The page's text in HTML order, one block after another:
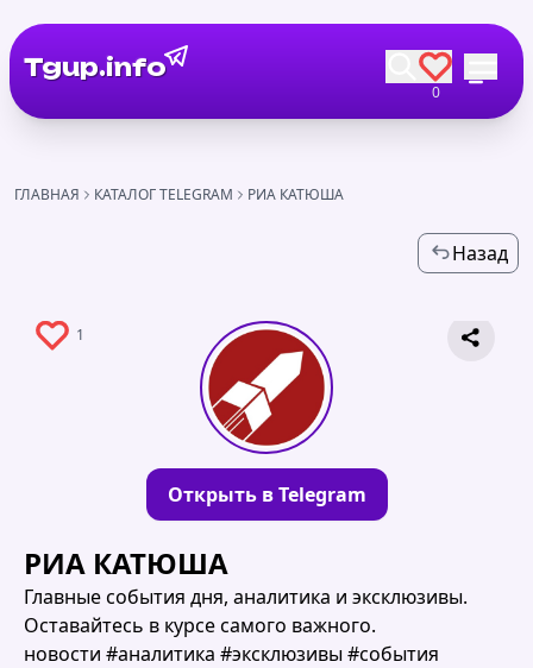
Tgup.info
0
ГЛАВНАЯ КАТАЛОГ TELEGRAM РИА КАТЮША
Назад
1
Открыть в Telegram
РИА КАТЮША
Главные события дня, аналитика и эксклюзивы.
Оставайтесь в курсе самого важного.
новости #аналитика #эксклюзивы #события